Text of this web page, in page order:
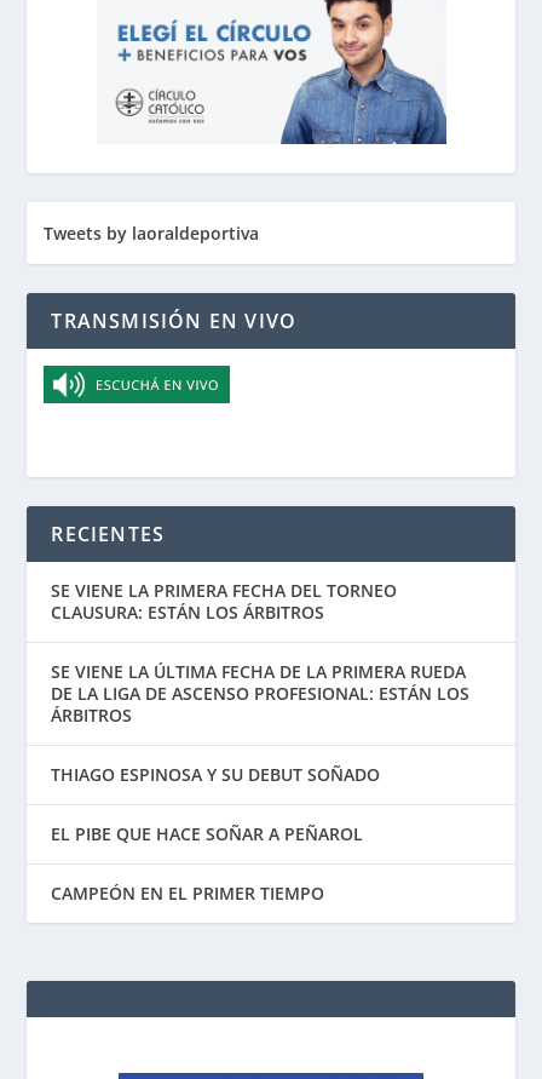
Tweets by laoraldeportiva
TRANSMISIÓN EN VIVO
RECIENTES
SE VIENE LA PRIMERA FECHA DEL TORNEO
CLAUSURA: ESTÁN LOS ÁRBITROS
SE VIENE LA ÚLTIMA FECHA DE LA PRIMERA RUEDA
DE LA LIGA DE ASCENSO PROFESIONAL: ESTÁN LOS
ÁRBITROS
THIAGO ESPINOSA Y SU DEBUT SOÑADO
EL PIBE QUE HACE SOÑAR A PEÑAROL
CAMPEÓN EN EL PRIMER TIEMPO